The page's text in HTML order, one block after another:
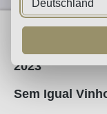
Weine
2023
Sem Igual